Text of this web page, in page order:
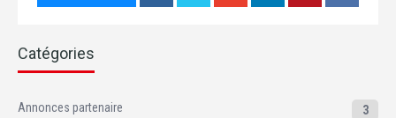
Catégories
Annonces partenaire 3